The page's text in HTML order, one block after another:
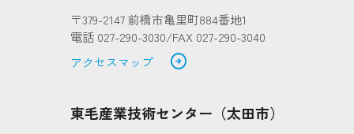
〒379-2147 前橋市亀里町884番地1
電話 027-290-3030/FAX 027-290-3040
アクセスマップ
arrow_circle_right
東毛産業技術センター（太田市）